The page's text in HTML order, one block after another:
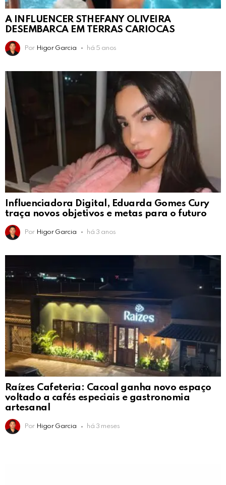
A INFLUENCER STHEFANY OLIVEIRA
DESEMBARCA EM TERRAS CARIOCAS
Por Higor Garcia há 5 anos
Influenciadora Digital, Eduarda Gomes Cury
traça novos objetivos e metas para o futuro
Por Higor Garcia há 3 anos
Raízes Cafeteria: Cacoal ganha novo espaço
voltado a cafés especiais e gastronomia
artesanal
Por Higor Garcia há 3 meses